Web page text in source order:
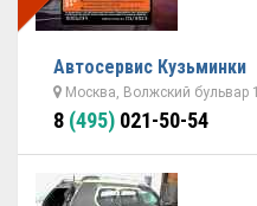
Автосервис Кузьминки
Москва, Волжский бульвар
8 (495) 021-50-54